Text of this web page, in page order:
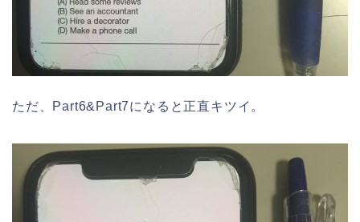
ただ、Part6&Part7になると正直キツイ。